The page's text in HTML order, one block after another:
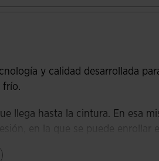
y calidad desarrollada
frío.
llega hasta la cintura. En esa
en la que se puede enrollar el